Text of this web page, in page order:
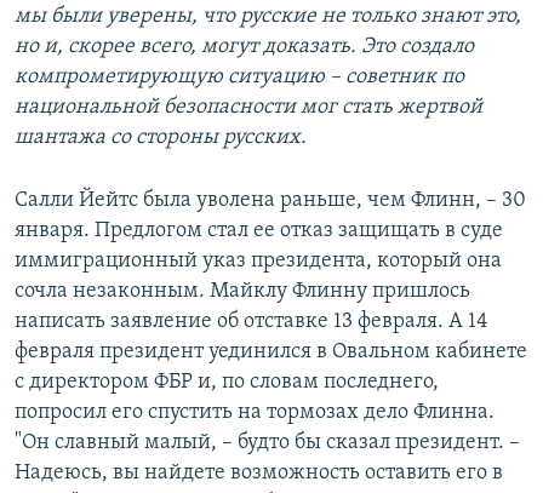
мы были уверены, что русские не только знают это,
но и, скорее всего, могут доказать. Это создало
компрометирующую ситуацию – советник по
национальной безопасности мог стать жертвой
шантажа со стороны русских.
Салли Йейтс была уволена раньше, чем Флинн, – 30
января. Предлогом стал ее отказ защищать в суде
иммиграционный указ президента, который она
сочла незаконным. Майклу Флинну пришлось
написать заявление об отставке 13 февраля. А 14
февраля президент уединился в Овальном кабинете
с директором ФБР и, по словам последнего,
попросил его спустить на тормозах дело Флинна.
"Он славный малый, – будто бы сказал президент. –
Надеюсь, вы найдете возможность оставить его в